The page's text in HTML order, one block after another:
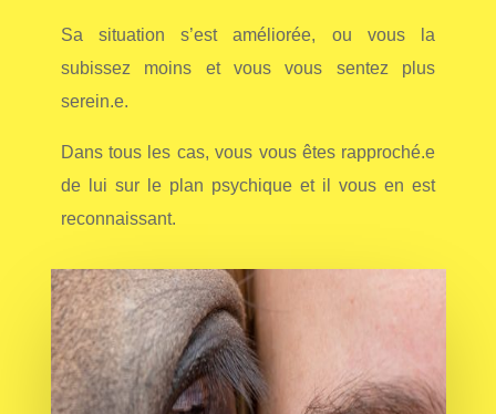
Sa situation s’est améliorée, ou vous la
subissez moins et vous vous sentez plus
serein.e.
Dans tous les cas, vous vous êtes rapproché.e
de lui sur le plan psychique et ilvous en est
reconnaissant.